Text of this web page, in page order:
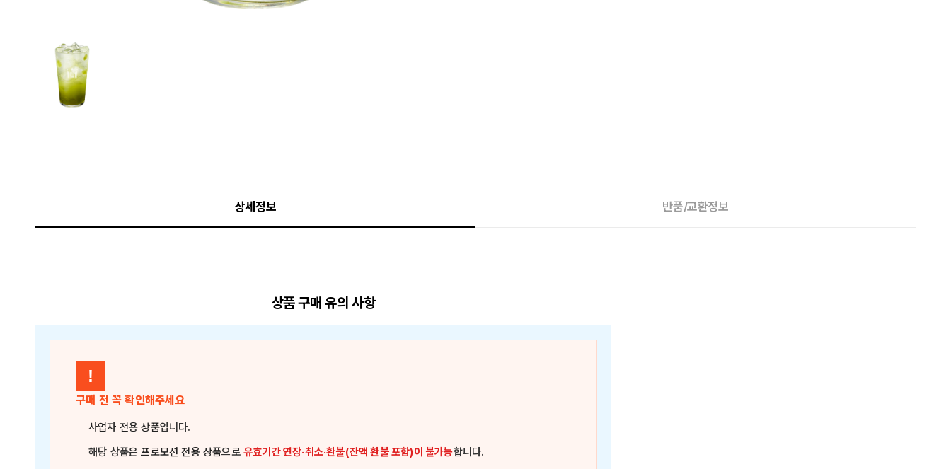
상세정보 반품/교환정보
상품 구매 유의 사항
!
구매 전 꼭 확인해주세요
사업자 전용 상품입니다.
해당 상품은프로모션 전용 상품으로유효기간 연장·취소·환불(잔액 환불 포함)이 불가능합니다.